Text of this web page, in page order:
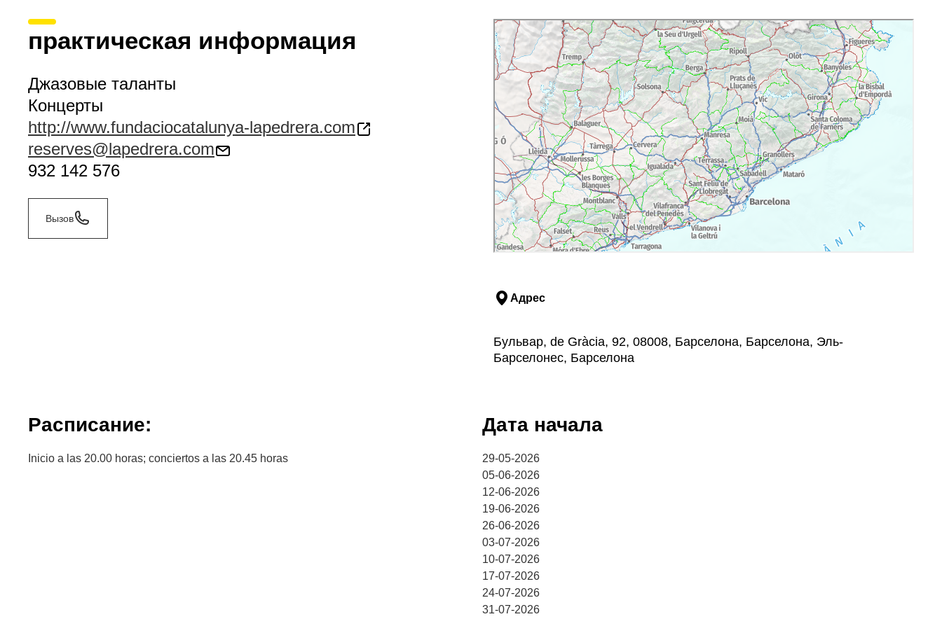
практическая информация
Джазовые таланты
Концерты
http://www.fundaciocatalunya-lapedrera.com
reserves@lapedrera.com
932 142 576
Вызов
Адрес
Бульвар, de Gràcia, 92, 08008, Барселона, Барселона, Эль-
Барселонес, Барселона
Расписание:
Inicio a las 20.00 horas; conciertos a las 20.45 horas
Дата начала
29-05-2026
05-06-2026
12-06-2026
19-06-2026
26-06-2026
03-07-2026
10-07-2026
17-07-2026
24-07-2026
31-07-2026